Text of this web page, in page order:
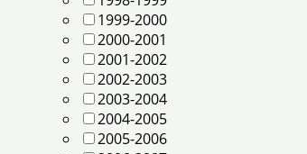
1999-2000
2000-2001
2001-2002
2002-2003
2003-2004
2004-2005
2005-2006